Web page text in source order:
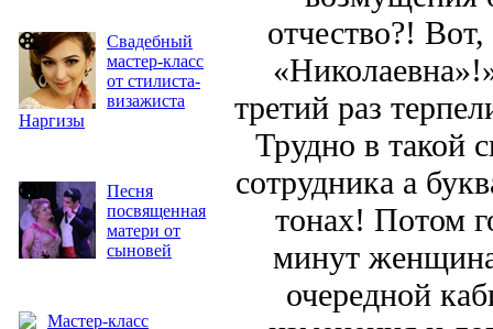
Свадебный
мастер-класс
от стилиста-
визажиста
Наргизы
Песня
посвященная
матери от
сыновей
Мастер-класс
отчество?!
третий раз
Трудно в такой
сотрудника а
тонах! Потом
минут
очередной